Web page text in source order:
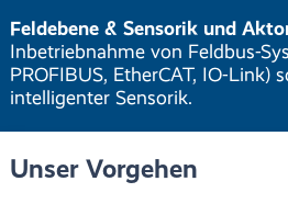
Feldebene & Sensorik und
Inbetriebnahme von Feldbus-
PROFIBUS, EtherCAT, IO-Link)
intelligenter Sensorik.
Unser Vorgehen